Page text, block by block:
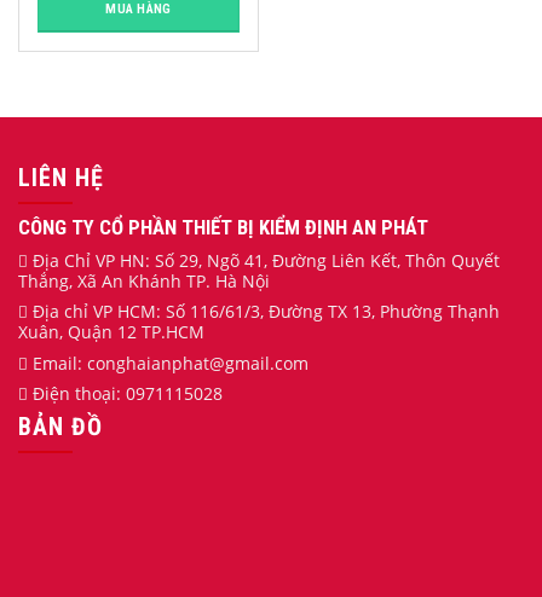
MUA HÀNG
LIÊN HỆ
CÔNG TY CỔ PHẦN THIẾT BỊ KIỂM ĐỊNH AN PHÁT
Địa Chỉ VP HN: Số 29, Ngõ 41, Đường Liên Kết, Thôn Quyết
Thắng, Xã An Khánh TP. Hà Nội
Địa chỉ VP HCM: Số 116/61/3, Đường TX 13, Phường Thạnh
Xuân, Quận 12 TP.HCM
Email: conghaianphat@gmail.com
Điện thoại: 0971115028
BẢN ĐỒ